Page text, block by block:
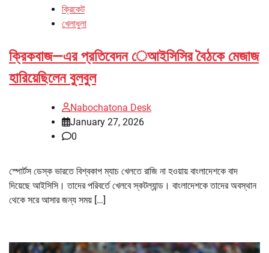
ক্রিকেট
খেলাধুলা
ক্রিকবাজ—এর প্রতিবেদন েআইসিসির বৈঠকে মেজাজ
হারিয়েছিলেন বুলবুল
Nabochatona Desk
January 27, 2026
0
স্পোর্টস ডেস্ক ভারতে বিশ্বকাপ ম্যাচ খেলতে রাজি না হওয়ায় বাংলাদেশকে বাদ
দিয়েছে আইসিসি। তাদের পরিবর্তে খেলবে স্কটল্যান্ড। বাংলাদেশকে তাদের অবস্থান
থেকে সরে আসার জন্য সময় […]